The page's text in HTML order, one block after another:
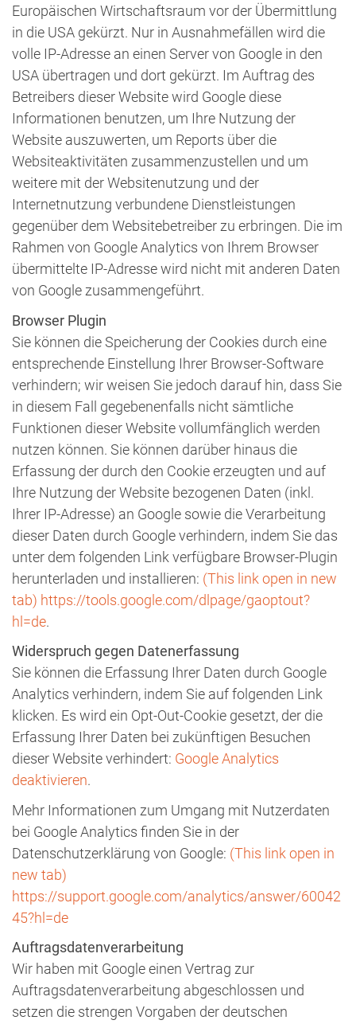
Europäischen Wirtschaftsraum vor der Übermittlung
in die USA gekürzt. Nur in Ausnahmefällen wird die
volle IP-Adresse an einen Server von Google in den
USA übertragen und dort gekürzt. Im Auftrag des
Betreibers dieser Website wird Google diese
Informationen benutzen, um Ihre Nutzung der
Website auszuwerten, um Reports über die
Websiteaktivitäten zusammenzustellen und um
weitere mit der Websitenutzung und der
Internetnutzung verbundene Dienstleistungen
gegenüber dem Websitebetreiber zu erbringen. Die im
Rahmen von Google Analytics von Ihrem Browser
übermittelte IP-Adresse wird nicht mit anderen Daten
von Google zusammengeführt.
Browser Plugin
Sie können die Speicherung der Cookies durch eine
entsprechende Einstellung Ihrer Browser-Software
verhindern; wir weisen Sie jedoch darauf hin, dass Sie
in diesem Fall gegebenenfalls nicht sämtliche
Funktionen dieser Website vollumfänglich werden
nutzen können. Sie können darüber hinaus die
Erfassung der durch den Cookie erzeugten und auf
Ihre Nutzung der Website bezogenen Daten (inkl.
Ihrer IP-Adresse) an Google sowie die Verarbeitung
dieser Daten durch Google verhindern, indem Sie das
unter dem folgenden Link verfügbare Browser-Plugin
herunterladen und installieren: (This link open in new
tab) https://tools.google.com/dlpage/gaoptout?
hl=de.
Widerspruch gegen Datenerfassung
Sie können die Erfassung Ihrer Daten durch Google
Analytics verhindern, indem Sie auf folgenden Link
klicken. Es wird ein Opt-Out-Cookie gesetzt, der die
Erfassung Ihrer Daten bei zukünftigen Besuchen
dieser Website verhindert: Google Analytics
deaktivieren.
Mehr Informationen zum Umgang mit Nutzerdaten
bei Google Analytics finden Sie in der
Datenschutzerklärung von Google: (This link open in
new tab)
https://support.google.com/analytics/answer/60042
45?hl=de
Auftragsdatenverarbeitung
Wir haben mit Google einen Vertrag zur
Auftragsdatenverarbeitung abgeschlossen und
setzen die strengen Vorgaben der deutschen